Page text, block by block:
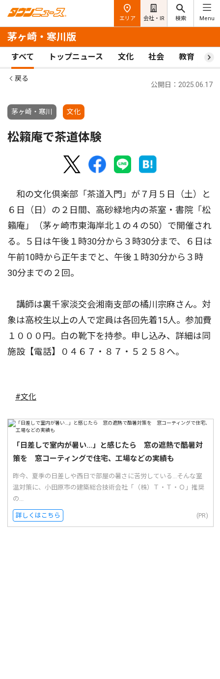
エリア 会社・IR 検索 Menu
茅ヶ崎・寒川版
すべて トップニュース 文化 社会 教育 ス
戻る
茅ヶ崎・寒川 文化
公開日：2025.06.17
松籟庵で茶道体験
和の文化倶楽部「茶道入門」が７月５日（土）と
６日（日）の２日間、高砂緑地内の茶室・書院「松
籟庵」（茅ヶ崎市東海岸北１の４の50）で開催され
る。５日は午後１時30分から３時30分まで、６日は
午前10時から正午までと、午後１時30分から３時
30分までの２回。
講師は裏千家淡交会湘南支部の橘川宗麻さん。対
象は高校生以上の人で定員は各回先着15人。参加費
１０００円。白の靴下を持参。申し込み、詳細は同
施設【電話】０４６７・８７・５２５８へ。
#文化
「日差しで室内が暑い…」と感じたら 窓の遮熱で酷暑対
策を 窓コーティングで住宅、工場などの実績も
昨今、夏季の日差しや西日で部屋の暑さに苦労している...そんな室
温対策に、小田原市の建築総合技術会社「（株）Ｔ・Ｔ・Ｏ」推奨
の...
詳しくはこちら (PR)